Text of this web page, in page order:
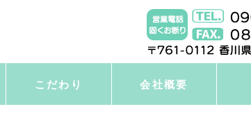
こだわり 会社概要